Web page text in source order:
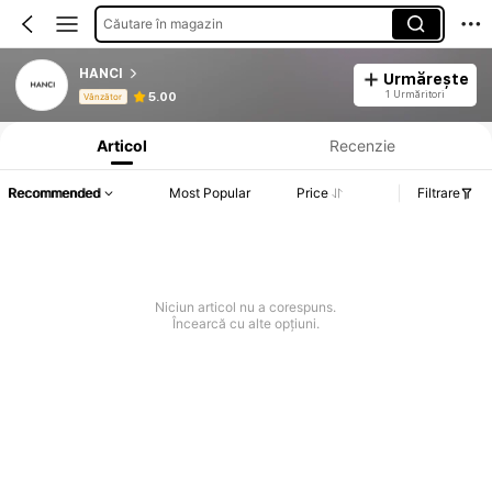
Căutare în magazin
HANCI
Vânzător 5.00
Urmărește
1 Urmăritori
Informații despre produs: Divulgarea prețului, detalii privind vânzările și stocul.
Articol Recenzie
Recommended Most Popular Price Filtrare
Niciun articol nu a corespuns.
Încearcă cu alte opțiuni.